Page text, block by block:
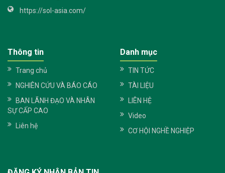
https://sol-asia.com/
Thông tin
Trang chủ
NGHIÊN CỨU VÀ BÁO CÁO
BAN LÃNH ĐẠO VÀ NHÂN
SỰ CẤP CAO
Liên hệ
Danh mục
TIN TỨC
TÀI LIỆU
LIÊN HỆ
Video
CƠ HỘI NGHỀ NGHIỆP